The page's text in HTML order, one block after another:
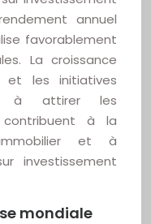
annuel
favorablement
La croissance
et les initiatives
à attirer les
contribuent à la
et à
investissement
mondiale